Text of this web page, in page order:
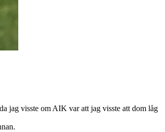
jag visste om AIK var att jag visste att dom låg